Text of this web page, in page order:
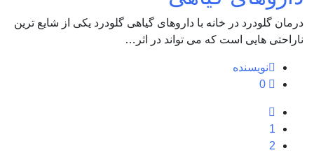
درمان گلودرد در خانه با داروهای گیاهی گلودرد یکی از شایع ترین
ناراحتی هایی است که می تواند در اثر…
نویسنده
1
2